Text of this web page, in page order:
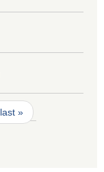
last »